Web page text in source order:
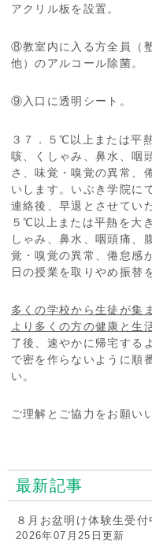
アクリル板を設置。
⑧教室内に入る方全員（
他）のアルコール除菌。
⑨入口に透明シート。
３７．５℃以上または平
咳、くしゃみ、鼻水、咽
さ、味覚・嗅覚の異常、
いします。いぶき学院に
連絡後、早退とさせてい
５℃以上または平熱を大
しゃみ、鼻水、咽頭痛、
覚・嗅覚の異常、倦怠感
日の授業を取りやめ振替
多くの学校から生徒が集
より多くの方の健康と生
了後、速やかに帰宅する
で密を作らないように順
い。
ご理解とご協力をお願い
最新記事
８月お盆明け体験生受付
2026年07月25日更新